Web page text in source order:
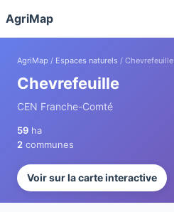
AgriMap
AgriMap / Espaces naturels / Chevrefeuille
Chevrefeuille
CEN Franche-Comté
59 ha
2 communes
Voir sur la carte interactive